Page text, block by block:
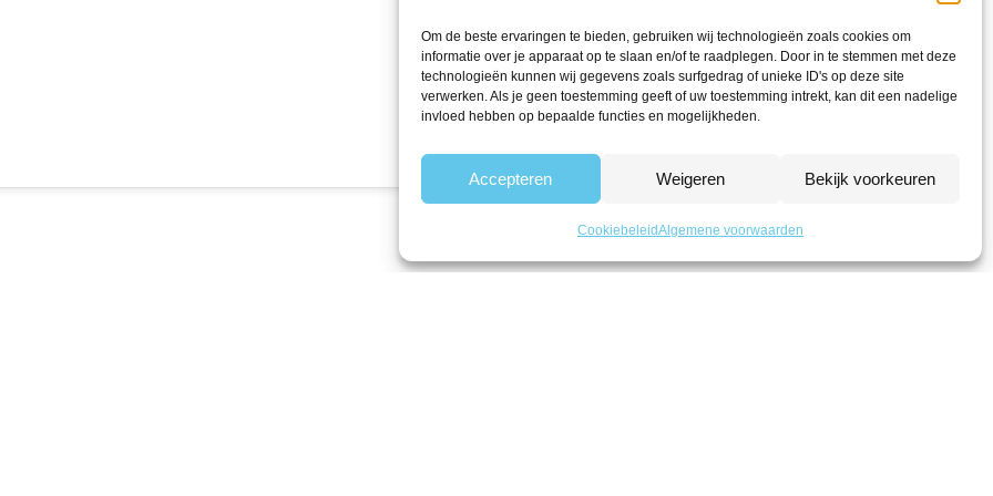
Om de beste ervaringen te bieden, gebruiken wij technologieën zoals cookies om
informatie over je apparaat op te slaan en/of te raadplegen. Door in te stemmen met deze
technologieën kunnen wij gegevens zoals surfgedrag of unieke ID's op deze site
verwerken. Als je geen toestemming geeft of uw toestemming intrekt, kan dit een nadelige
invloed hebben op bepaalde functies en mogelijkheden.
Accepteren Weigeren Bekijk voorkeuren
CookiebeleidAlgemene voorwaarden